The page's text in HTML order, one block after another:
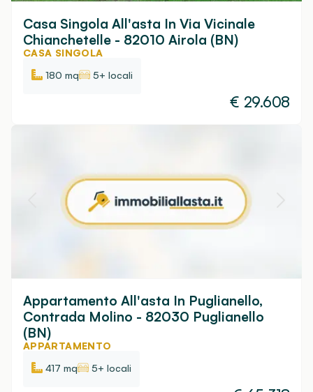
Casa Singola All'asta In Via Vicinale
Chianchetelle - 82010 Airola (BN)
CASA SINGOLA
180 mq
5+ locali
€ 29.608
Appartamento All'asta In Puglianello,
Contrada Molino - 82030 Puglianello
(BN)
APPARTAMENTO
417 mq
5+ locali